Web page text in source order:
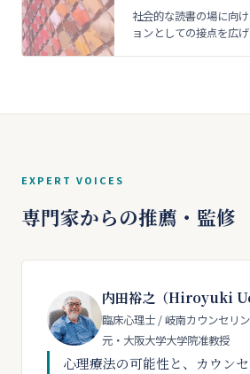
社会的な読書の場に向
ョンとしての接点を広げ
EXPERT VOICES
専門家からの推薦・監修
内田裕之（Hiroyuki
臨床心理士 / 岐南カウンセリ
元・大阪大学大学院准教授
心理療法の可能性と、カウン